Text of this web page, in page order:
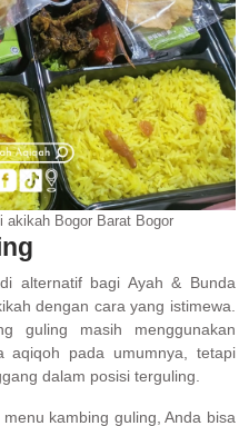
akikah Bogor Barat Bogor
alternatif bagi Ayah & Bunda
dengan cara yang istimewa.
guling masih menggunakan
aqiqoh pada umumnya, tetapi
dalam posisi terguling.
kambing guling, Anda bisa